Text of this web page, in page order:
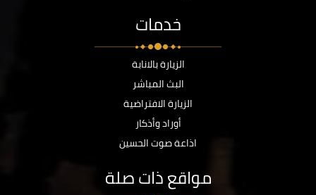
خدمات
الزيارة بالانابة
البث المباشر
الزيارة الافتراضية
أوراد وأذكار
اذاعة صوت الحسين
مواقع ذات صلة